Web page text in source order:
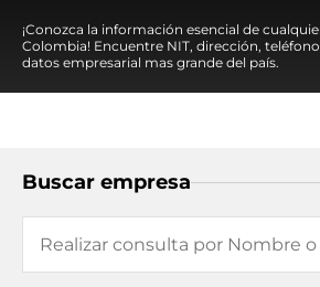
¡Conozca la información esencial de
Colombia! Encuentre NIT, dirección,
datos empresarial mas grande del país.
Buscar empresa